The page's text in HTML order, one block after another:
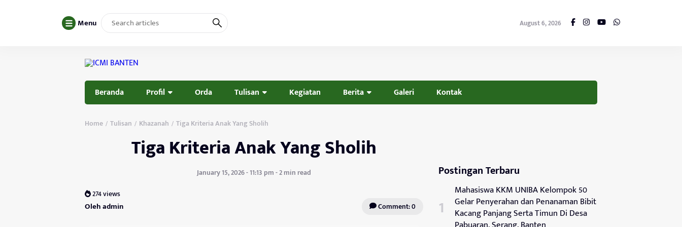
Menu August 6, 2026
Beranda Profil Orda Tulisan Kegiatan Berita Galeri Kontak
Home / Tulisan / Khazanah / Tiga Kriteria Anak Yang Sholih
Tiga Kriteria Anak Yang Sholih
January 15, 2026 - 11:13 pm - 2 min read
274 views
Oleh admin Comment: 0
Postingan Terbaru
Mahasiswa KKM UNIBA Kelompok 50
Gelar Penyerahan dan Penanaman Bibit
Kacang Panjang Serta Timun Di Desa